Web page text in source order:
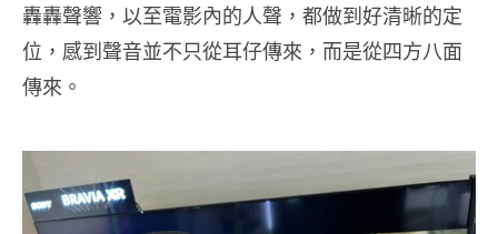
轟轟聲響，以至電影內的人聲，都做到好清晰的定
位，感到聲音並不只從耳仔傳來，而是從四方八面
傳來。